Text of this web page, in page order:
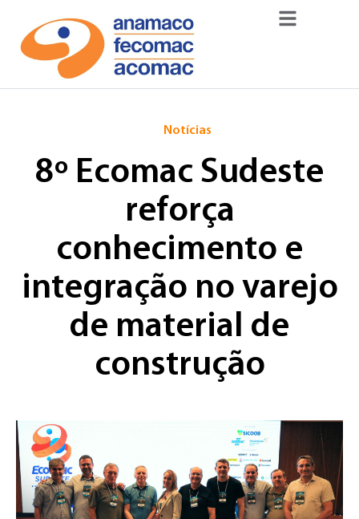
Notícias
8º Ecomac Sudeste
reforça
conhecimento e
integração no varejo
de material de
construção